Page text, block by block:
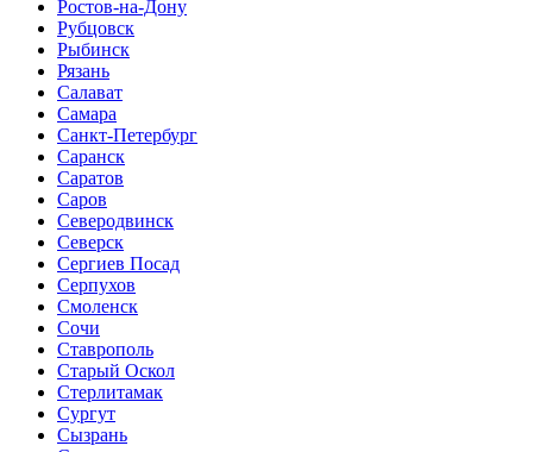
Ростов-на-Дону
Рубцовск
Рыбинск
Рязань
Салават
Самара
Санкт-Петербург
Саранск
Саратов
Саров
Северодвинск
Северск
Сергиев Посад
Серпухов
Смоленск
Сочи
Ставрополь
Старый Оскол
Стерлитамак
Сургут
Сызрань